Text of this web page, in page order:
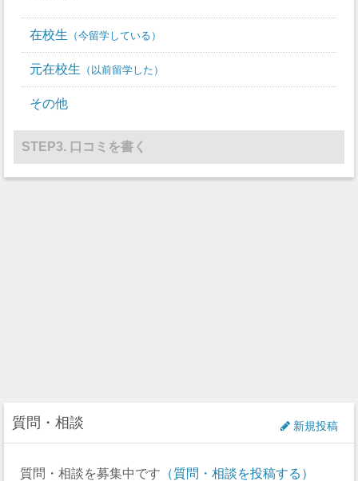
バレーボール 0 0
水球 0 0
その他
在校生 今留学している
元在校生 以前留学した
その他
STEP3. 口コミを書く
質問・相談 新規投稿
質問・相談を募集中です （質問・相談を投稿する）